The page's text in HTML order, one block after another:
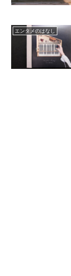
エンタメのはなし